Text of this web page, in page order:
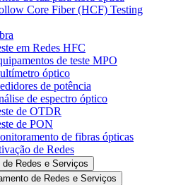
Core Fiber (HCF) Testing
em Redes HFC
de teste MPO
óptico
de potência
de espectro óptico
de OTDR
de PON
de fibras ópticas
de Redes
de Redes e Serviços
de Redes e Serviços